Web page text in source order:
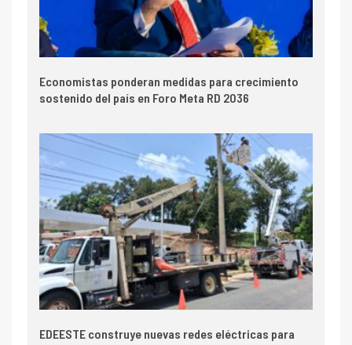
Economistas ponderan medidas para crecimiento
sostenido del país en Foro Meta RD 2036
EDEESTE construye nuevas redes eléctricas para